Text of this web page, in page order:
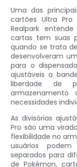
Uma das
cartões Ultra Pro
Realpark
cartas tem suas
quando se trata
desenvolveram
para o
ajustáveis ​​a
liberdade de
necessidades
As divisórias
Pro são uma
flexibilidade no
usuários
separados para
de Pokémon,